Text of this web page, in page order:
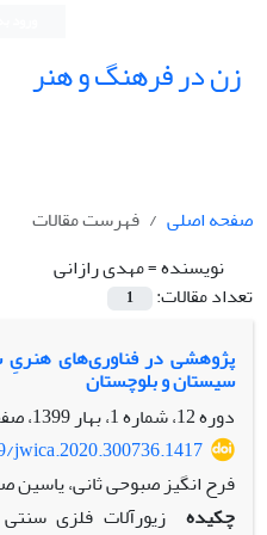
زن در فرهنگ و هنر
صفحه اصلی
فهرست مقالات
نویسنده =مهدی رازانی
تعداد مقالات:
1
پژوهشی در فناوری‌های‌ هنریِ
سیستان و بلوچستان
دوره 12، شماره 1، بهار 1399، صفحه
فرح انگیز صبوحی ثانی، یاسین
چکیده زیورآلات فلزی